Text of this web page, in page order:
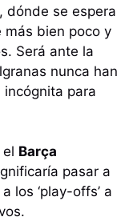
dónde se espera
más bien poco y
Será ante la
nunca han
para
Barça
pasar a
los ‘play-offs’ a